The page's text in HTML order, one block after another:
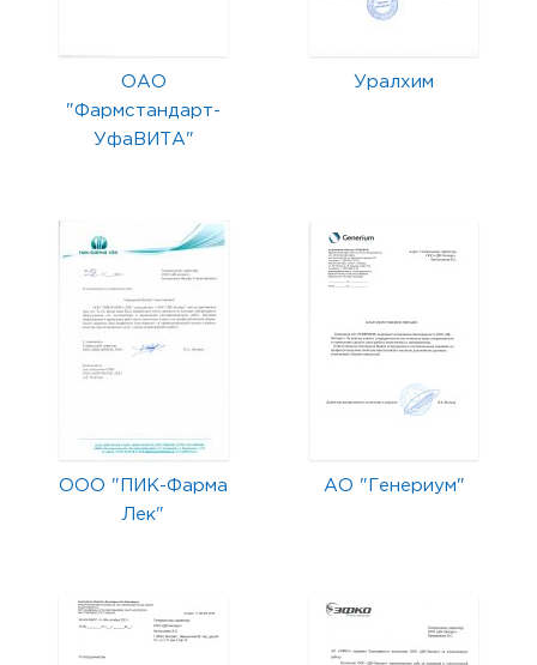
ОАО
"Фармстандарт-
УфаВИТА"
Уралхим
ООО "ПИК-Фарма
Лек"
АО "Генериум"